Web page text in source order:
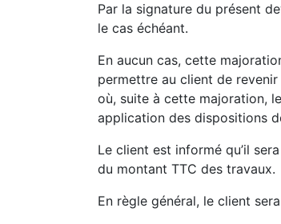
Par la signature du présent
le cas échéant.
En aucun cas, cette
permettre au client de
où, suite à cette majoration,
application des dispositions
Le client est informé qu’il
du montant TTC des travaux.
En règle général, le client